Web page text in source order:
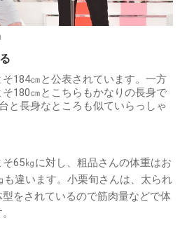
184㎝と公表されています。一方
180㎝とこちらもかなりの長身で
と長身なところも似ていらっしゃ
65㎏に対し、粗品さんの体重はお
も違います。小栗旬さんは、太られ
をされているので筋肉量などで体